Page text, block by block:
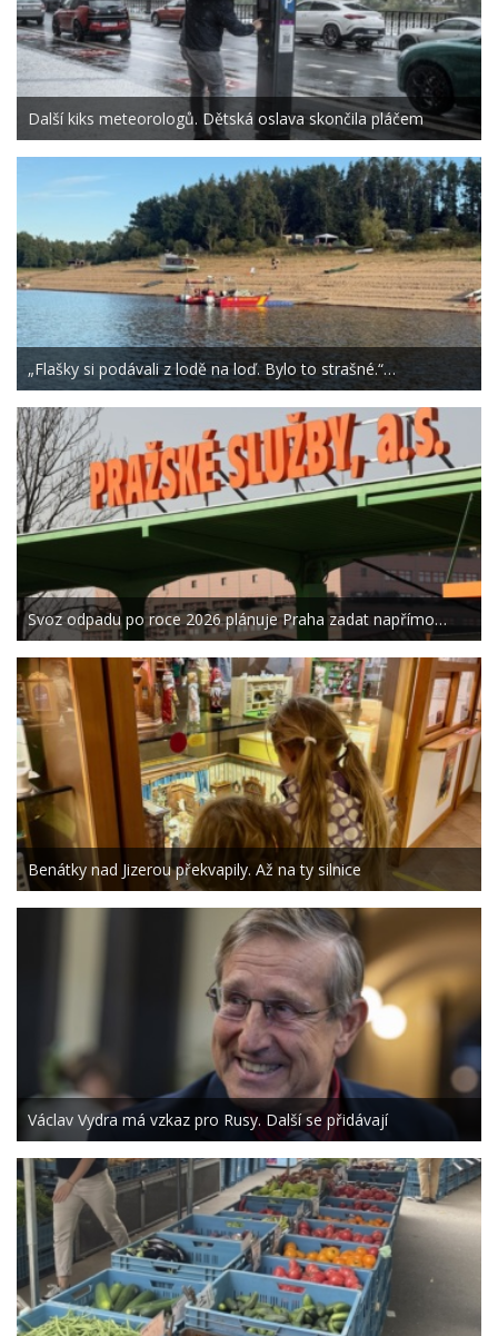
Další kiks meteorologů. Dětská oslava skončila pláčem
„Flašky si podávali z lodě na loď. Bylo to strašné.“…
Svoz odpadu po roce 2026 plánuje Praha zadat napřímo…
Benátky nad Jizerou překvapily. Až na ty silnice
Václav Vydra má vzkaz pro Rusy. Další se přidávají